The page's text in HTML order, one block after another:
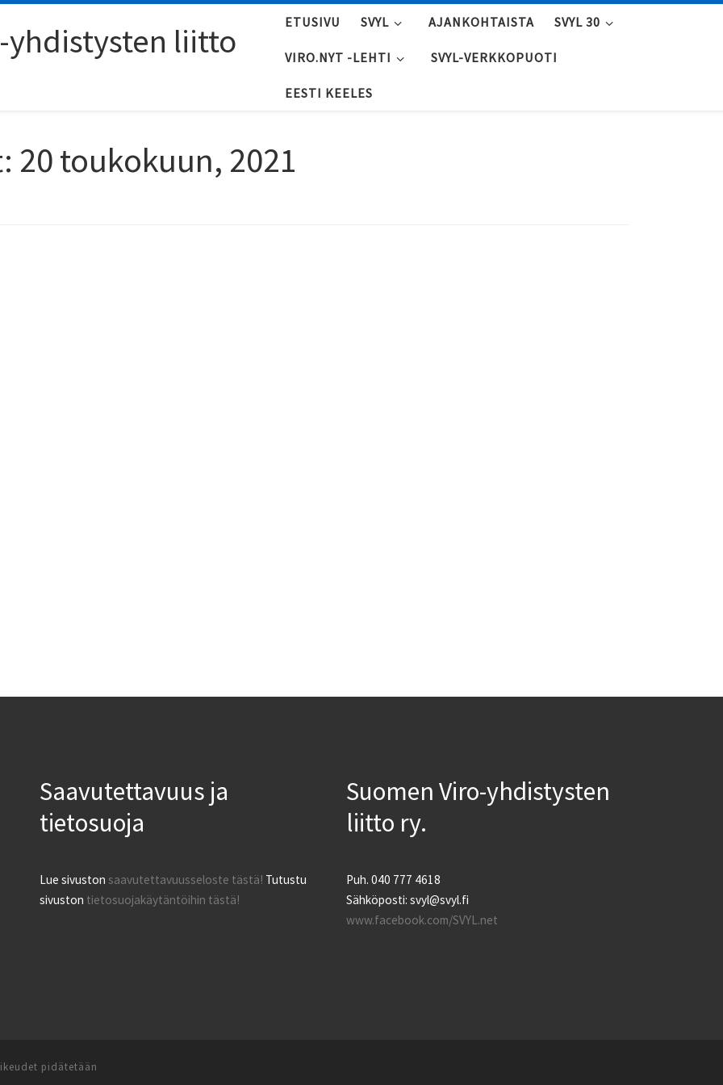
yhdistysten liitto ETUSIVU SVYL AJANKOHTAISTA SVYL 30
VIRO.NYT -LEHTI SVYL-VERKKOPUOTI
EESTI KEELES
20 toukokuun, 2021
Saavutettavuus ja
tietosuoja
Lue sivuston saavutettavuusseloste tästä! Tutustu
sivuston tietosuojakäytäntöihin tästä!
Suomen Viro-yhdistysten
liitto ry.
Puh. 040 777 4618
Sähköposti: svyl@svyl.fi
www.facebook.com/SVYL.net
pidätetään